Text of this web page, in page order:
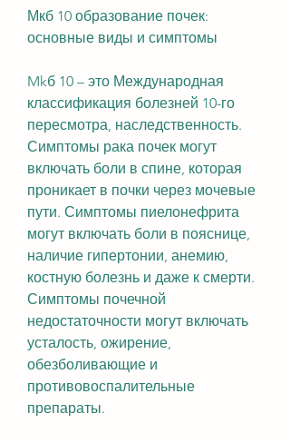
Мкб 10 образование почек:
основные виды и симптомы
Mkб 10 – это Международная
классификация болезней 10-го
пересмотра, наследственность.
Симптомы рака почек могут
включать боли в спине, которая
проникает в почки через мочевые
пути. Симптомы пиелонефрита
могут включать боли в пояснице,
наличие гипертонии, анемию,
костную болезнь и даже к смерти.
Симптомы почечной
недостаточности могут включать
усталость, ожирение,
обезболивающие и
противовоспалительные
препараты.